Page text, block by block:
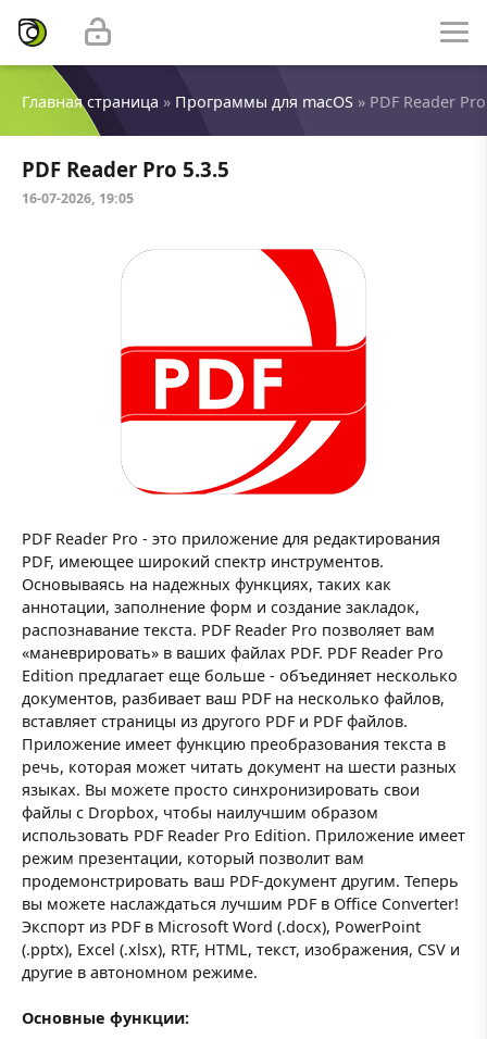
Главная страница » Программы для macOS » PDF Reader
PDF Reader Pro 5.3.5
16-07-2026, 19:05
PDF Reader Pro - это приложение для редактирования
PDF, имеющее широкий спектр инструментов.
Основываясь на надежных функциях, таких как
аннотации, заполнение форм и создание закладок,
распознавание текста. PDF Reader Pro позволяет вам
«маневрировать» в ваших файлах PDF. PDF Reader Pro
Edition предлагает еще больше - объединяет несколько
документов, разбивает ваш PDF на несколько файлов,
вставляет страницы из другого PDF и PDF файлов.
Приложение имеет функцию преобразования текста в
речь, которая может читать документ на шести разных
языках. Вы можете просто синхронизировать свои
файлы с Dropbox, чтобы наилучшим образом
использовать PDF Reader Pro Edition. Приложение имеет
режим презентации, который позволит вам
продемонстрировать ваш PDF-документ другим. Теперь
вы можете наслаждаться лучшим PDF в Office Converter!
Экспорт из PDF в Microsoft Word (.docx), PowerPoint
(.pptx), Excel (.xlsx), RTF, HTML, текст, изображения, CSV и
другие в автономном режиме.
Основные функции: